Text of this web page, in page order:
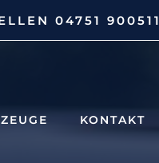
04751 900511
KONTAKT